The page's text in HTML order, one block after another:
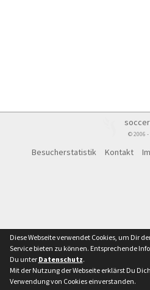
© 2006 -
Besucherstatistik Kontakt
Diese Webseite verwendet Cookies, um Dir
Service bieten zu können. Entsprechende
Du unter Datenschutz.
Mit der Nutzung der Webseite erklärst Du
Verwendung von Cookies einverstanden.